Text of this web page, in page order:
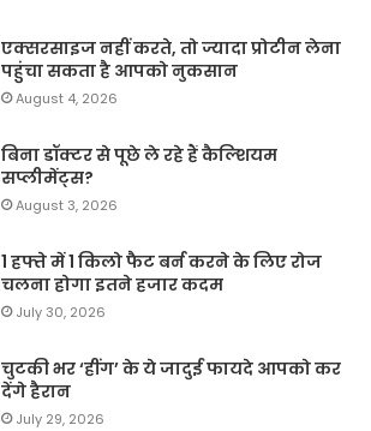
एक्सरसाइज नहीं करते, तो ज्यादा प्रोटीन लेना
पहुंचा सकता है आपको नुकसान
August 4, 2026
बिना डॉक्टर से पूछे ले रहे हैं कैल्शियम
सप्लीमेंट्स?
August 3, 2026
1 हफ्ते में 1 किलो फैट बर्न करने के लिए रोज
चलना होगा इतने हजार कदम
July 30, 2026
चुटकी भर ‘हींग’ के ये जादुई फायदे आपको कर
देंगे हैरान
July 29, 2026